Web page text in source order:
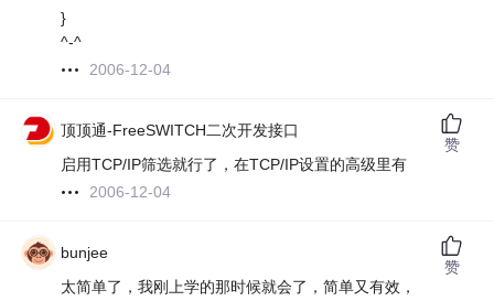
}
^-^
2006-12-04
顶顶通-FreeSWITCH二次开发接口
启用TCP/IP筛选就行了，在TCP/IP设置的高级里有
2006-12-04
赞
bunjee
太简单了，我刚上学的那时候就会了，简单又有效，
赞